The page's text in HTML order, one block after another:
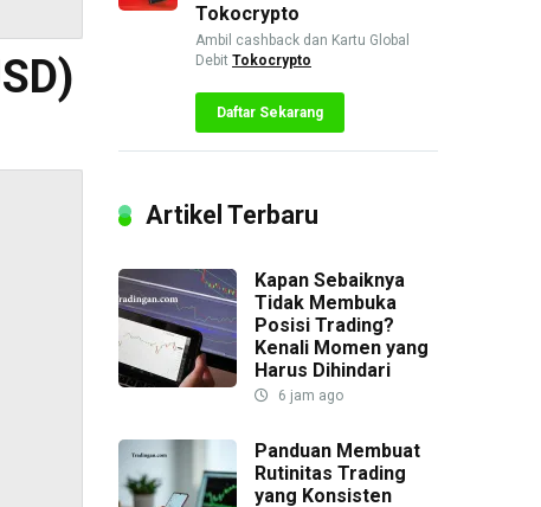
Tokocrypto
Ambil cashback dan Kartu Global
Debit Tokocrypto
Daftar Sekarang
Artikel Terbaru
Kapan Sebaiknya
Tidak Membuka
Posisi Trading?
Kenali Momen yang
Harus Dihindari
6 jam ago
Panduan Membuat
Rutinitas Trading
yang Konsisten